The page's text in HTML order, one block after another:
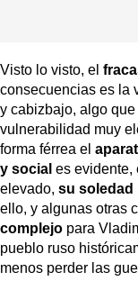
Visto lo visto, el
consecuencias es la
y cabizbajo, algo
vulnerabilidad muy
forma férrea el
y social es evidente,
elevado, su soledad
ello, y algunas otras
complejo para
pueblo ruso
menos perder las